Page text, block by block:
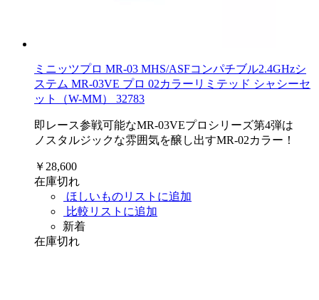
ミニッツプロ MR-03 MHS/ASFコンパチブル2.4GHzシ
ステム MR-03VE プロ 02カラーリミテッド シャシーセ
ット（W-MM） 32783
即レース参戦可能なMR-03VEプロシリーズ第4弾は
ノスタルジックな雰囲気を醸し出すMR-02カラー！
￥28,600
在庫切れ
ほしいものリストに追加
比較リストに追加
新着
在庫切れ